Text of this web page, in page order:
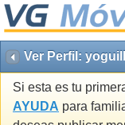
Ver Perfil:
Si esta es tu
AYUDA para